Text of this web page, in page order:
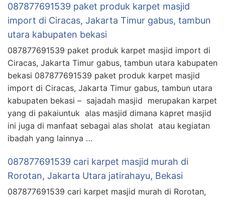
087877691539 paket produk karpet masjid
import di Ciracas, Jakarta Timur gabus, tambun
utara kabupaten bekasi
087877691539 paket produk karpet masjid import di
Ciracas, Jakarta Timur gabus, tambun utara kabupaten
bekasi 087877691539 paket produk karpet masjid
import di Ciracas, Jakarta Timur gabus, tambun utara
kabupaten bekasi – sajadah masjid merupakan karpet
yang di pakaiuntuk alas masjid dimana kapret masjid
ini juga di manfaat sebagai alas sholat atau kegiatan
ibadah yang lainnya …
087877691539 cari karpet masjid murah di
Rorotan, Jakarta Utara jatirahayu, Bekasi
087877691539 cari karpet masjid murah di Rorotan,